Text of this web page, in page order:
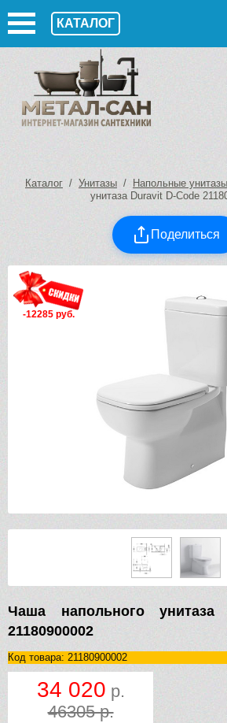
КАТАЛОГ
Каталог / Унитазы / Напольные унитазы
унитаза Duravit D-Code
Поделиться
-12285 руб.
Чаша напольного унитаза
21180900002
Код товара: 21180900002
34 020 р.
46305 р.